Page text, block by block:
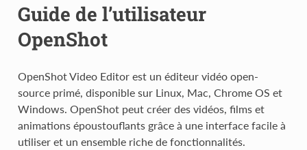
Guide de l’utilisateur
OpenShot
OpenShot Video Editor est un éditeur vidéo open-
source primé, disponible sur Linux, Mac, Chrome OS et
Windows. OpenShot peut créer des vidéos, films et
animations époustouflants grâce à une interface facile à
utiliser et un ensemble riche de fonctionnalités.